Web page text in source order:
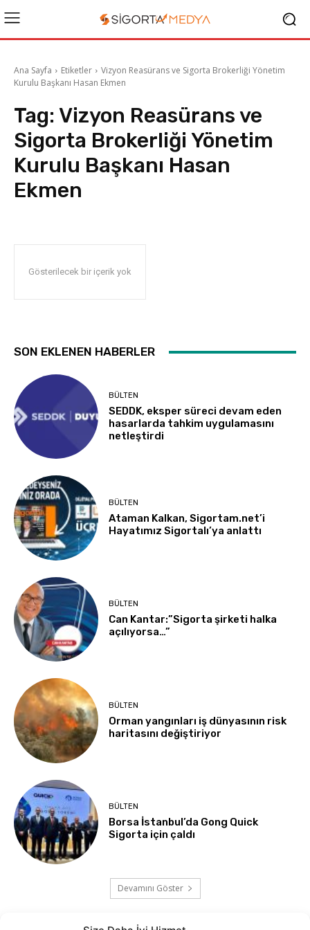
Ana Sayfa Etiketler
Vizyon Reasürans ve Sigorta Brokerliği Yönetim
Kurulu Başkanı Hasan Ekmen
Tag: Vizyon Reasürans ve
Sigorta Brokerliği Yönetim
Kurulu Başkanı Hasan
Ekmen
Gösterilecek bir içerik yok
SON EKLENEN HABERLER
BÜLTEN
SEDDK, eksper süreci devam eden
hasarlarda tahkim uygulamasını
netleştirdi
BÜLTEN
Ataman Kalkan, Sigortam.net’i
Hayatımız Sigortalı’ya anlattı
BÜLTEN
Can Kantar:”Sigorta şirketi halka
açılıyorsa…”
BÜLTEN
Orman yangınları iş dünyasının risk
haritasını değiştiriyor
BÜLTEN
Borsa İstanbul’da Gong Quick
Sigorta için çaldı
Devamını Göster